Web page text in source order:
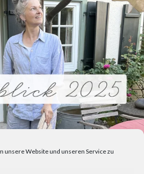
unsere Website und unseren Service zu